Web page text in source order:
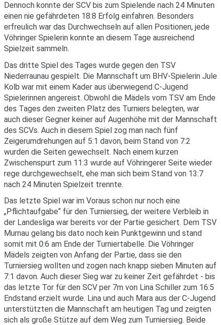
Dennoch konnte der SCV bis zum Spielende nach 24 Minuten
einen nie gefährdeten 18:8 Erfolg einfahren. Besonders
erfreulich war das Durchwechseln auf allen Positionen, jede
Vöhringer Spielerin konnte an diesem Tage ausreichend
Spielzeit sammeln.
Das dritte Spiel des Tages wurde gegen den TSV
Niederraunau gespielt. Die Mannschaft um BHV-Spielerin Jule
Kolb war mit einem Kader aus überwiegend C-Jugend
Spielerinnen angereist. Obwohl die Mädels vom TSV am Ende
des Tages den zweiten Platz des Turniers belegten, war
auch dieser Gegner keiner auf Augenhöhe mit der Mannschaft
des SCVs. Auch in diesem Spiel zog man nach fünf
Zeigerumdrehungen auf 5:1 davon, beim Stand von 7:2
wurden die Seiten gewechselt. Nach einem kurzen
Zwischenspurt zum 11:3 wurde auf Vöhringerer Seite wieder
rege durchgewechselt, ehe man sich beim Stand von 13:7
nach 24 Minuten Spielzeit trennte.
Das letzte Spiel war im Voraus schon nur noch eine
„Pflichtaufgabe“ für den Turniersieg, der weitere Verbleib in
der Landesliga war bereits vor der Partie gesichert. Dem TSV
Murnau gelang bis dato noch kein Punktgewinn und stand
somit mit 0:6 am Ende der Turniertabelle. Die Vöhringer
Mädels zeigten von Anfang der Partie, dass sie den
Turniersieg wollten und zogen nach knapp sieben Minuten auf
7:1 davon. Auch dieser Sieg war zu keiner Zeit gefährdet - bis
das letzte Tor für den SCV per 7m von Lina Schiller zum 16:5
Endstand erzielt wurde. Lina und auch Mara aus der C-Jugend
unterstützten die Mannschaft am heutigen Tag und zeigten
sich als große Stütze auf dem Weg zum Turniersieg. Beide